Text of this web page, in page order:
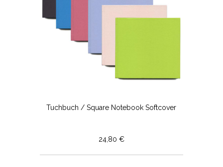
Tuchbuch / Square Notebook Softcover
24,80 €